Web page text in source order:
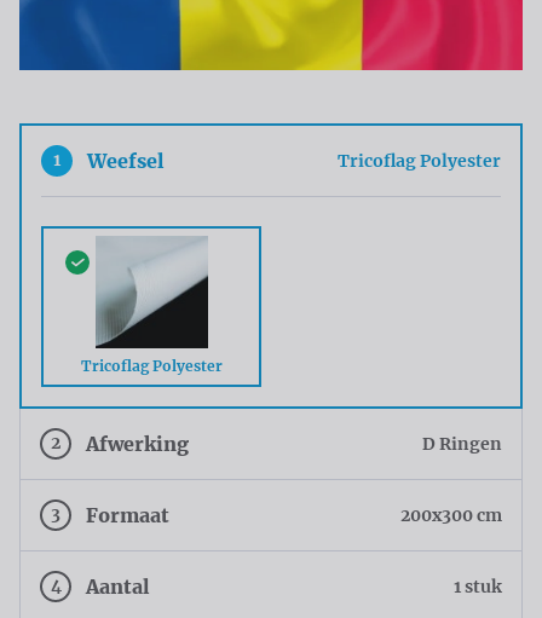
1 Weefsel Tricoflag Polyester
Tricoflag Polyester
2 Afwerking D Ringen
3 Formaat 200x300 cm
4 Aantal 1 stuk